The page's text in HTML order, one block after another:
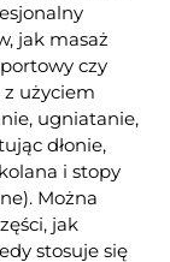
jak masaż
czy
użyciem
ugniatanie,
dłonie,
i stopy
Można
jak
stosuje się